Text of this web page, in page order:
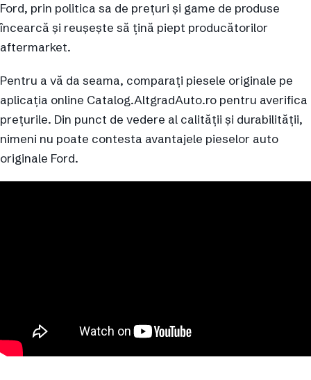
Ford, prin politica sa de prețuri și game de produse
încearcă și reușește să țină piept producătorilor
aftermarket.
Pentru a vă da seama, comparați piesele originale pe
aplicația online Catalog.AltgradAuto.ro pentru averifica
prețurile. Din punct de vedere al calității și durabilității,
nimeni nu poate contesta avantajele pieselor auto
originale Ford.